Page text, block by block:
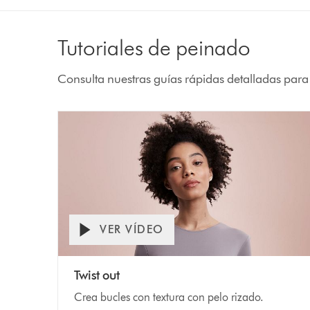
Tutoriales de peinado
Consulta nuestras guías rápidas detalladas
VER VÍDEO
Twist out
Crea bucles con textura con pelo rizado.